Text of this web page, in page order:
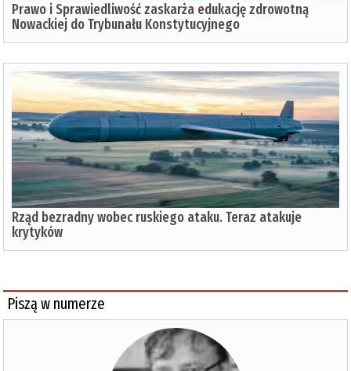
Prawo i Sprawiedliwość zaskarża edukację zdrowotną
Nowackiej do Trybunału Konstytucyjnego
Rząd bezradny wobec ruskiego ataku. Teraz atakuje
krytyków
Piszą w numerze